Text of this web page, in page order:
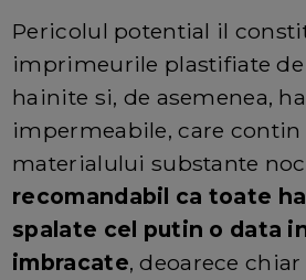
Pericolul potential il
imprimeurile plastifiate
hainite si, de asemenea,
impermeabile, care
materialului substante
recomandabil ca toate
spalate cel putin o data
imbracate, deoarece